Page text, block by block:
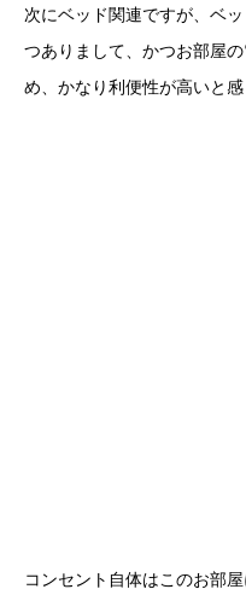
次にベッド関連ですが、ベ
つありまして、かつお部屋
め、かなり利便性が高いと感
コンセント自体はこのお部